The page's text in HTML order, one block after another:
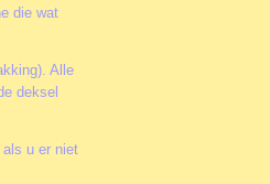
die wat
Alle
deksel
u er niet